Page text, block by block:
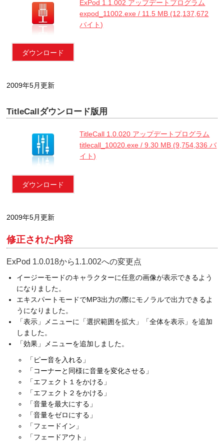
ダウンロード
ExPod 1.1.002 アップデートプログラム
expod_11002.exe / 11.5 MB (12,137,672
バイト)
2009年5月更新
TitleCallダウンロード版用
ダウンロード
TitleCall 1.0.020 アップデートプログラム
titlecall_10020.exe / 9.30 MB (9,754,336 バ
イト)
2009年5月更新
修正された内容
ExPod 1.0.018から1.1.002への変更点
イージーモードのキャラクターに任意の画像が表示できるよう
になりました。
エキスパートモードでMP3出力の際にモノラルで出力できるよ
うになりました。
「表示」メニューに「選択範囲を拡大」「全体を表示」を追加
しました。
「効果」メニューを追加しました。
「ピー音を入れる」
「コーナーと同様に音量を変化させる」
「エフェクト１をかける」
「エフェクト２をかける」
「音量を最大にする」
「音量をゼロにする」
「フェードイン」
「フェードアウト」